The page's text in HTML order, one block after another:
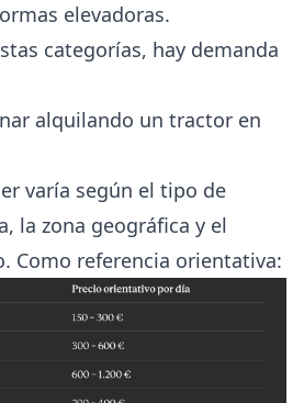
elevadoras.
categorías, hay demanda
alquilando un tractor en
varía según el tipo de
la zona geográfica y el
Como referencia orientativa: